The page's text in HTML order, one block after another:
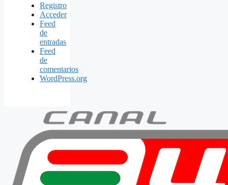
Registro
Acceder
Feed
de
entradas
Feed
de
comentarios
WordPress.org